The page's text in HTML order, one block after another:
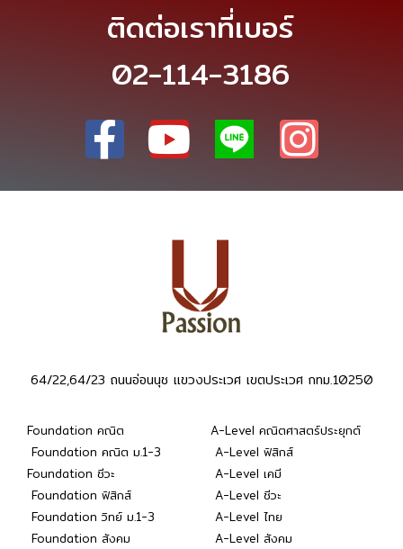
ติดต่อเราที่เบอร์
02-114-3186
64/22,64/23 ถนนอ่อนนุช แขวงประเวศ เขตประเวศ กทม.10250
Foundation คณิต
Foundation คณิต ม.1-3
Foundation ชีวะ
Foundation ฟิสิกส์
Foundation วิทย์ ม.1-3
Foundation สังคม
A-Level คณิตศาสตร์ประยุกต์
A-Level ฟิสิกส์
A-Level เคมี
A-Level ชีวะ
A-Level ไทย
A-Level สังคม